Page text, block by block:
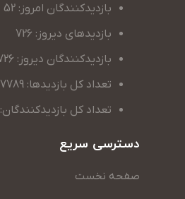
بازدیدکنندگان امروز: 52
بازدیدهای دیروز: 726
بازدیدکنندگان دیروز: 726
تعداد کل بازدیدها: 1617789
تعداد کل بازدیدکنندگان: 222055
دسترسی سریع
صفحه نخست